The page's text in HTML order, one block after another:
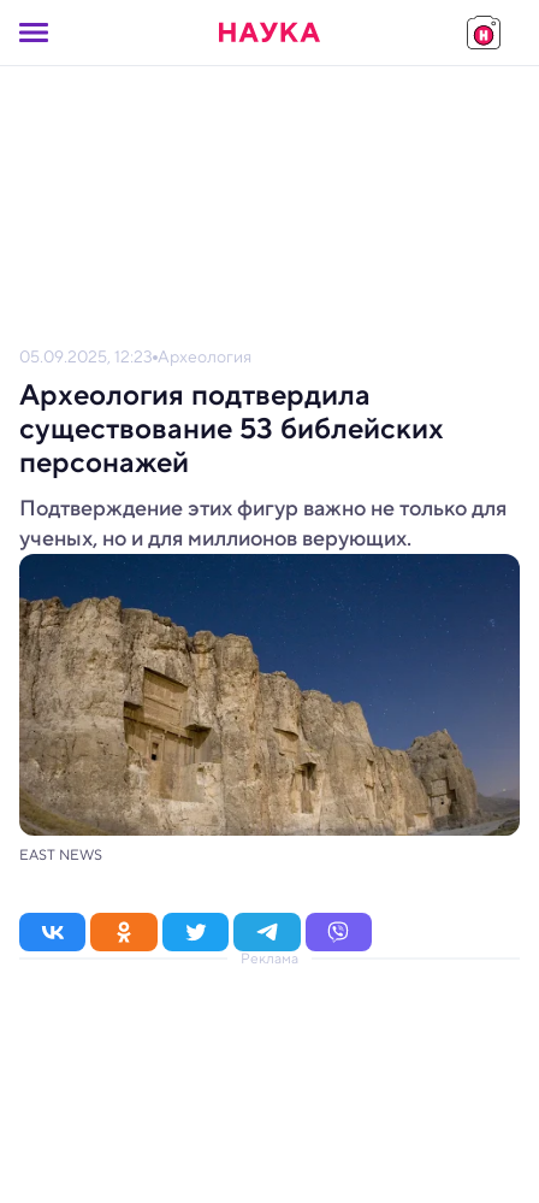
05.09.2025, 12:23 Археология
Археология подтвердила
существование 53 библейских
персонажей
Подтверждение этих фигур важно не только для
ученых, но и для миллионов верующих.
EAST NEWS
Реклама